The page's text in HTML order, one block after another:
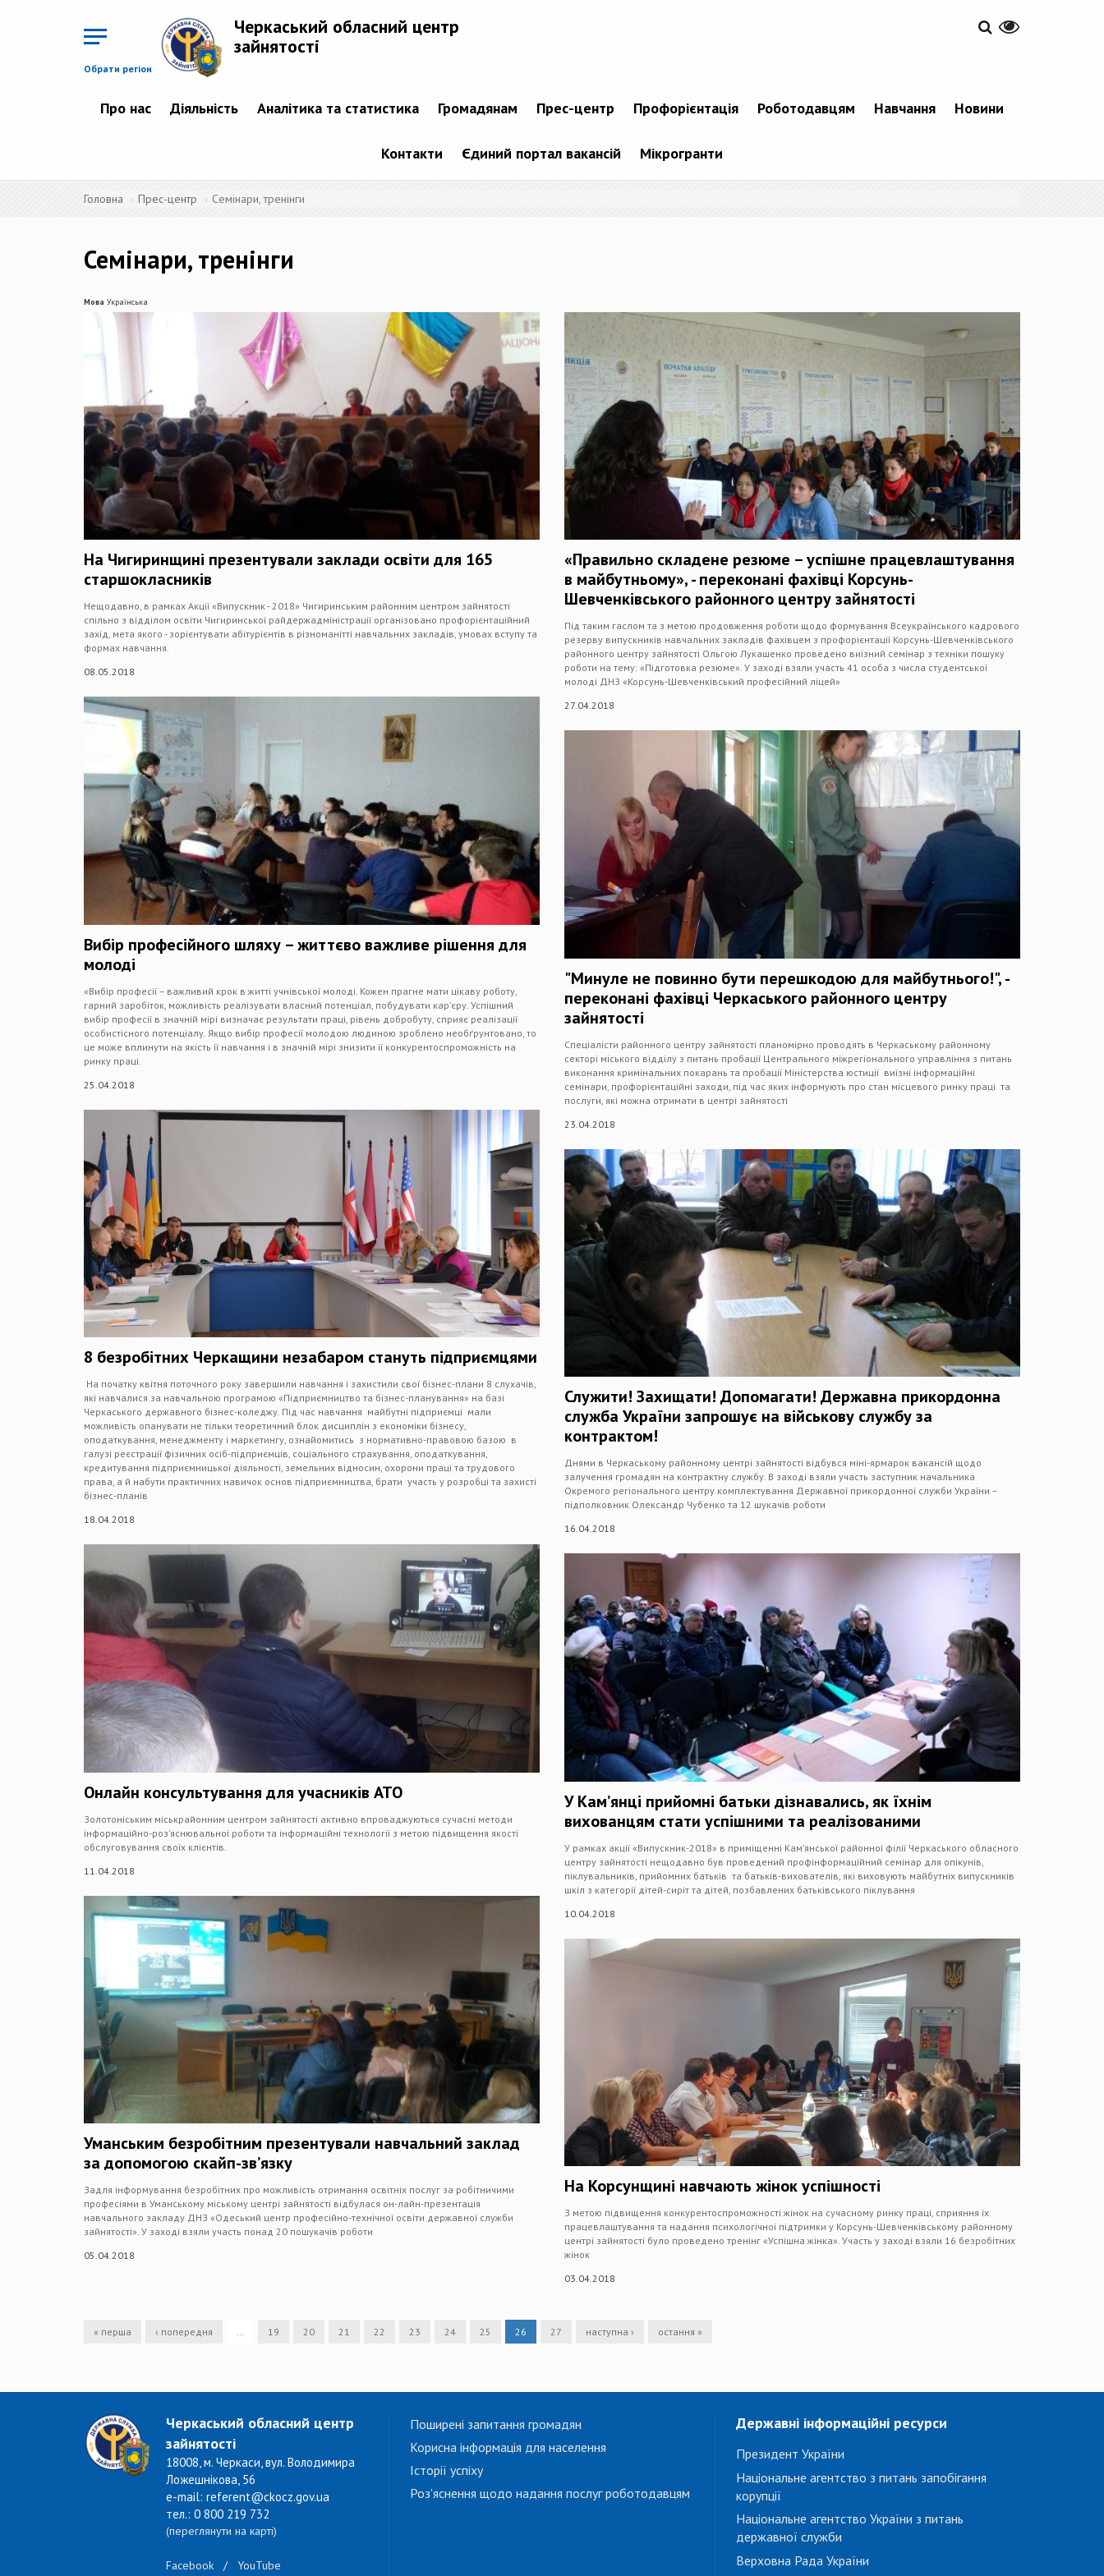
Обрати регіон
Черкаський обласний центр
зайнятості
Про нас Діяльність Аналітика та статистика Громадянам Прес-центр Профорієнтація Роботодавцям Навчання Новини
Контакти Єдиний портал вакансій Мікрогранти
Головна Прес-центр Семінари, тренінги
Семінари, тренінги
Мова Українська
На Чигиринщині презентували заклади освіти для 165
старшокласників
Нещодавно, в рамках Акції «Випускник - 2018» Чигиринським районним центром зайнятості
спільно з відділом освіти Чигиринської райдержадміністрації організовано профорієнтаційний
захід, мета якого - зорієнтувати абітурієнтів в різноманітті навчальних закладів, умовах вступу та
формах навчання.
08.05.2018
Вибір професійного шляху – життєво важливе рішення для
молоді
«Вибір професії – важливий крок в житті учнівської молоді. Кожен прагне мати цікаву роботу,
гарний заробіток, можливість реалізувати власний потенціал, побудувати кар’єру. Успішний
вибір професії в значній мірі визначає результати праці, рівень добробуту, сприяє реалізації
особистісного потенціалу. Якщо вибір професії молодою людиною зроблено необґрунтовано, то
це може вплинути на якість її навчання і в значній мірі знизити її конкурентоспроможність на
ринку праці.
25.04.2018
8 безробітних Черкащини незабаром стануть підприємцями
На початку квітня поточного року завершили навчання і захистили свої бізнес-плани 8 слухачів,
які навчалися за навчальною програмою «Підприємництво та бізнес-планування» на базі
Черкаського державного бізнес-коледжу. Під час навчання майбутні підприємці мали
можливість опанувати не тільки теоретичний блок дисциплін з економіки бізнесу,
оподаткування, менеджменту і маркетингу, ознайомитись з нормативно-правовою базою в
галузі реєстрації фізичних осіб-підприємців, соціального страхування, оподаткування,
кредитування підприємницької діяльності, земельних відносин, охорони праці та трудового
права, а й набути практичних навичок основ підприємництва, брати участь у розробці та захисті
бізнес-планів
18.04.2018
Онлайн консультування для учасників АТО
Золотоніським міськрайонним центром зайнятості активно впроваджуються сучасні методи
інформаційно-роз’яснювальної роботи та інформаційні технології з метою підвищення якості
обслуговування своїх клієнтів.
11.04.2018
Уманським безробітним презентували навчальний заклад
за допомогою скайп-зв’язку
Задля інформування безробітних про можливість отримання освітніх послуг за робітничими
професіями в Уманському міському центрі зайнятості відбулася он-лайн-презентація
навчального закладу ДНЗ «Одеський центр професійно-технічної освіти державної служби
зайнятості». У заході взяли участь понад 20 пошукачів роботи
05.04.2018
«Правильно складене резюме – успішне працевлаштування
в майбутньому», - переконані фахівці Корсунь-
Шевченківського районного центру зайнятості
Під таким гаслом та з метою продовження роботи щодо формування Всеукраїнського кадрового
резерву випускників навчальних закладів фахівцем з профорієнтації Корсунь-Шевченківського
районного центру зайнятості Ольгою Лукашенко проведено виїзний семінар з техніки пошуку
роботи на тему: «Підготовка резюме». У заході взяли участь 41 особа з числа студентської
молоді ДНЗ «Корсунь-Шевченківський професійний ліцей»
27.04.2018
"Минуле не повинно бути перешкодою для майбутнього!", -
переконані фахівці Черкаського районного центру
зайнятості
Спеціалісти районного центру зайнятості планомірно проводять в Черкаському районному
секторі міського відділу з питань пробації Центрального міжрегіонального управління з питань
виконання кримінальних покарань та пробації Міністерства юстиції виїзні інформаційні
семінари, профорієнтаційні заходи, під час яких інформують про стан місцевого ринку праці та
послуги, які можна отримати в центрі зайнятості
23.04.2018
Служити! Захищати! Допомагати! Державна прикордонна
служба України запрошує на військову службу за
контрактом!
Днями в Черкаському районному центрі зайнятості відбувся міні-ярмарок вакансій щодо
залучення громадян на контрактну службу. В заході взяли участь заступник начальника
Окремого регіонального центру комплектування Державної прикордонної служби України –
підполковник Олександр Чубенко та 12 шукачів роботи
16.04.2018
У Кам’янці прийомні батьки дізнавались, як їхнім
вихованцям стати успішними та реалізованими
У рамках акції «Випускник-2018» в приміщенні Кам’янської районної філії Черкаського обласного
центру зайнятості нещодавно був проведений профінформаційний семінар для опікунів,
піклувальників, прийомних батьків та батьків-вихователів, які виховують майбутніх випускників
шкіл з категорії дітей-сиріт та дітей, позбавлених батьківського піклування
10.04.2018
На Корсунщині навчають жінок успішності
З метою підвищення конкурентоспроможності жінок на сучасному ринку праці, сприяння їх
працевлаштування та надання психологічної підтримки у Корсунь-Шевченківському районному
центрі зайнятості було проведено тренінг «Успішна жінка». Участь у заході взяли 16 безробітних
жінок
03.04.2018
« перша ‹ попередня … 19 20 21 22 23 24 25 26 27 наступна › остання »
Черкаський обласний центр
зайнятості
18008, м. Черкаси, вул. Володимира
Ложешнікова, 56
e-mail: referent@ckocz.gov.ua
тел.: 0 800 219 732
(переглянути на карті)
Facebook / YouTube
Поширені запитання громадян
Корисна інформація для населення
Історії успіху
Роз'яснення щодо надання послуг роботодавцям
Державні інформаційні ресурси
Президент України
Національне агентство з питань запобігання
корупції
Національне агентство України з питань
державної служби
Верховна Рада України